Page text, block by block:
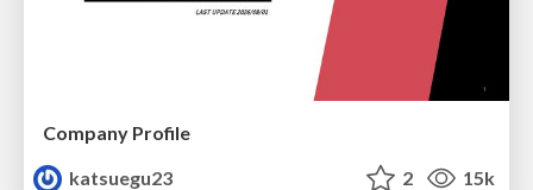
Company Profile
katsuegu23
2 15k